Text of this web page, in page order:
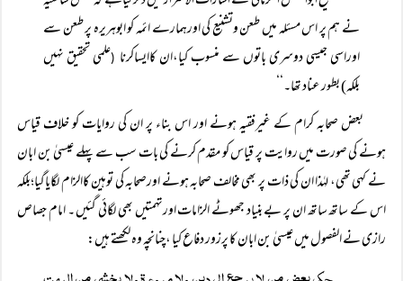
نے ہم پر اس مسئلہ میں طعن وتشنیع کی اورہمارے ائمہ کو ابوہریرہ پر طعن سے
اوراسی جیسی دوسری باتوں سے منسوب کیا،ان کاایساکرنا (علمی تحقیق نہیں
بلکہ) بطور عناد تھا۔‘‘
بعض صحابہ کرام کے غیرفقیہ ہونے اور اس بناء پر ان کی روایات کو خلاف قیاس
ہونے کی صورت میں روایت پر قیاس کو مقدم کرنے کی بات سب سے پہلے عیسیٰ بن ابان
نے کہی تھی، لہٰذا ان کی ذات پر بھی مخالف صحابہ ہونے اورصحابہ کی توہین کاالزام لگایاگیا؛بلکہ
اس کے ساتھ ساتھ ان پر بے بنیاد جھوٹے الزامات اورتہمتیں بھی لگائی گئیں ۔ امام جصاص
رازی نے الفصول میں عیسیٰ بن ابان کا پرزور دفاع کیا ،چنانچہ وہ لکھتے ہیں: